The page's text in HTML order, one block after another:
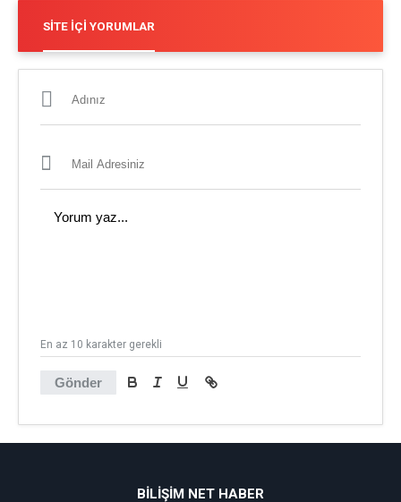
SITE İÇI YORUMLAR
Gönder
En az 10 karakter gerekli
BİLİŞİM NET HABER